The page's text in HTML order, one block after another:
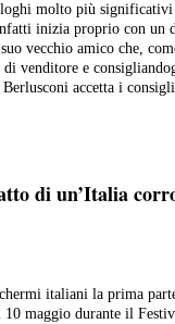
molto più significativi
inizia proprio con un
vecchio amico che,
di venditore e
accetta i
di un’Italia
italiani la prima
maggio durante il